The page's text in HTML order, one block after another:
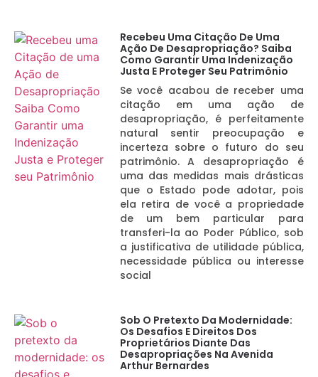
Recebeu Uma Citação De Uma
Ação De Desapropriação? Saiba
Como Garantir Uma Indenização
Justa E Proteger Seu Patrimônio
Se você acabou de receber uma
citação em uma ação de
desapropriação, é perfeitamente
natural sentir preocupação e
incerteza sobre o futuro do seu
patrimônio. A desapropriação é
uma das medidas mais drásticas
que o Estado pode adotar, pois
ela retira de você a propriedade
de um bem particular para
transferi-la ao Poder Público, sob
a justificativa de utilidade pública,
necessidade pública ou interesse
social
Sob O Pretexto Da Modernidade:
Os Desafios E Direitos Dos
Proprietários Diante Das
Desapropriações Na Avenida
Arthur Bernardes